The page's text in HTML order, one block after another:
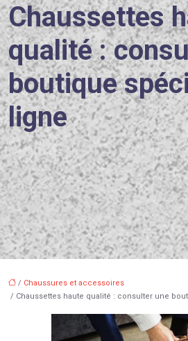
Chaussettes
qualité :
boutique
ligne
/ Chaussures et accessoires
/ Chaussettes haute qualité : consulter une